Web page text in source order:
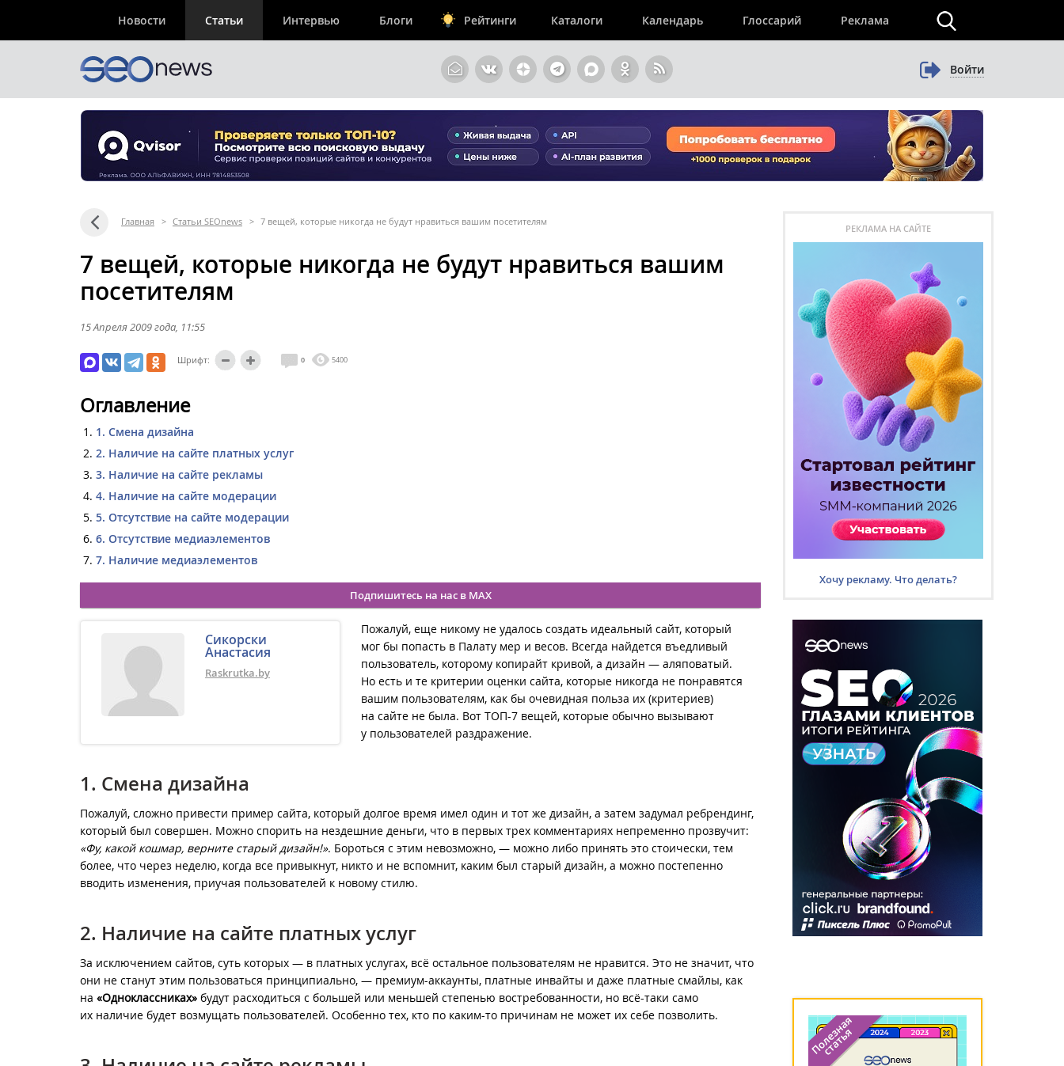
Новости Статьи Интервью Блоги Рейтинги Каталоги Календарь Глоссарий Реклама
Войти
Главная > Статьи SEOnews > 7 вещей, которые никогда не будут нравиться вашим посетителям
7 вещей, которые никогда не будут нравиться вашим
посетителям
15 Апреля 2009 года , 11:55
Шрифт: 0 5400
Оглавление
1. Смена дизайна
2. Наличие на сайте платных услуг
3. Наличие на сайте рекламы
4. Наличие на сайте модерации
5. Отсутствие на сайте модерации
6. Отсутствие медиаэлементов
7. Наличие медиаэлементов
Подпишитесь на нас в MAX
Сикорски
Анастасия
Raskrutka.by
Пожалуй, еще никому не удалось создать идеальный сайт, который
мог бы попасть в Палату мер и весов. Всегда найдется въедливый
пользователь, которому копирайт кривой, а дизайн — аляповатый.
Но есть и те критерии оценки сайта, которые никогда не понравятся
вашим пользователям, как бы очевидная польза их (критериев)
на сайте не была. Вот ТОП-7 вещей, которые обычно вызывают
у пользователей раздражение.
1. Смена дизайна
Пожалуй, сложно привести пример сайта, который долгое время имел один и тот же дизайн, а затем задумал ребрендинг,
который был совершен. Можно спорить на нездешние деньги, что в первых трех комментариях непременно прозвучит:
«Фу, какой кошмар, верните старый дизайн!». Бороться с этим невозможно, — можно либо принять это стоически, тем
более, что через неделю, когда все привыкнут, никто и не вспомнит, каким был старый дизайн, а можно постепенно
вводить изменения, приучая пользователей к новому стилю.
2. Наличие на сайте платных услуг
За исключением сайтов, суть которых — в платных услугах, всё остальное пользователям не нравится. Это не значит, что
они не станут этим пользоваться принципиально, — премиум-аккаунты, платные инвайты и даже платные смайлы, как
на «Одноклассниках» будут расходиться с большей или меньшей степенью востребованности, но всё-таки само
их наличие будет возмущать пользователей. Особенно тех, кто по каким-то причинам не может их себе позволить.
РЕКЛАМА НА САЙТЕ
Хочу рекламу. Что делать?